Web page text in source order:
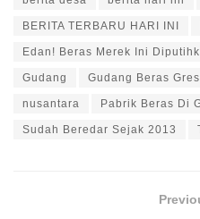
BERITA TERBARU HARI INI
Edan! Beras Merek Ini
Gudang Gudang Beras
nusantara Pabrik Beras Di
Sudah Beredar Sejak 2013